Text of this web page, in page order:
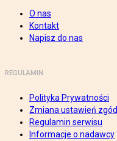
O nas
Kontakt
Napisz do nas
REGULAMIN
Polityka Prywatności
Zmiana ustawień zgód
Regulamin serwisu
Informacje o nadawcy